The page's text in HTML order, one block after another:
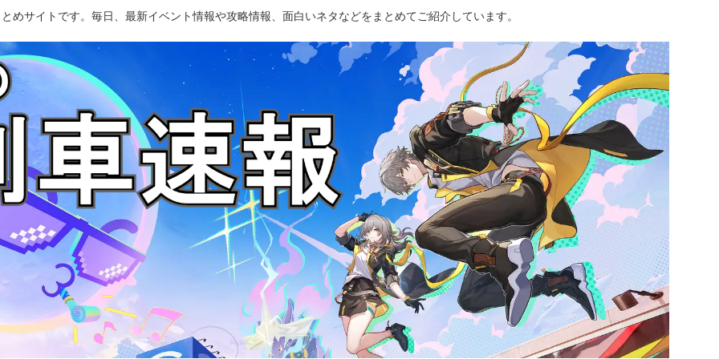
めサイトです。毎日、最新イベント情報や攻略情報、面白いネタなどをまとめてご紹介しています。